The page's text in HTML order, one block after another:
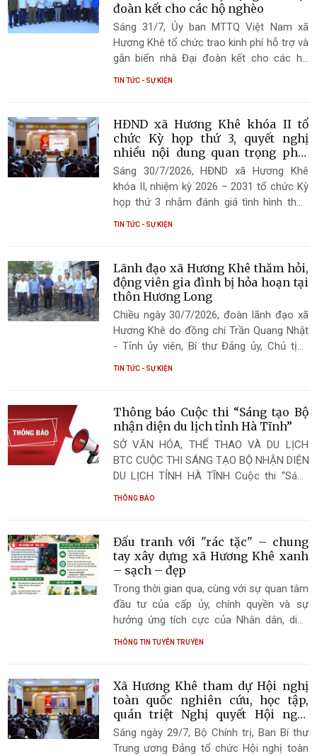
góp phần nâng cao chất lượng phục vụ
Nhân dân, giữ vững an ninh chính trị, trật
tự an toàn xã hội, tạo môi trường ổn định
để phát triển kinh tế - xã hội trên địa bàn.
đoàn kết cho các hộ nghèo
Sáng 31/7, Ủy ban MTTQ Việt Nam xã
Hương Khê tổ chức trao kinh phí hỗ trợ và
gắn biển nhà Đại đoàn kết cho các hộ
hiện tinh thần đoàn kết, tương thân tương
ái và sự quan tâm của Đảng, Nhà nước,
MTTQ cùng các cấp, các ngành đối với
các gia đình có hoàn cảnh khó khăn.
TIN TỨC - SỰ KIỆN
HĐND xã Hương Khê khóa II tổ
chức Kỳ họp thứ 3, quyết nghị
nhiều nội dung quan trọng phát
triển kinh tế - xã hội
Sáng 30/7/2026, HĐND xã Hương Khê
khóa II, nhiệm kỳ 2026 – 2031 tổ chức Kỳ
họp thứ 3 nhằm đánh giá tình hình thực
tâm 6 tháng cuối năm 2026 và xem xét
nhiều nội dung quan trọng thuộc thẩm
quyền.
TIN TỨC - SỰ KIỆN
Lãnh đạo xã Hương Khê thăm hỏi,
động viên gia đình bị hỏa hoạn tại
thôn Hương Long
Chiều ngày 30/7/2026, đoàn lãnh đạo xã
Hương Khê do đồng chí Trần Quang Nhật
- Tỉnh ủy viên, Bí thư Đảng ủy, Chủ tịch
vụ hỏa hoạn gây thiệt hại lớn về tài sản.
TIN TỨC - SỰ KIỆN
Thông báo Cuộc thi “Sáng tạo Bộ
nhận diện du lịch tỉnh Hà Tĩnh”
SỞ VĂN HÓA, THỂ THAO VÀ DU LỊCH
BTC CUỘC THI SÁNG TẠO BỘ NHẬN DIỆN
DU LỊCH TỈNH HÀ TĨNH Cuộc thi “Sáng
tạo Bộ nhận diện du lịch tỉnh Hà Tĩnh”
THÔNG BÁO
Đấu tranh với "rác tặc" – chung
tay xây dựng xã Hương Khê xanh
– sạch – đẹp
Trong thời gian qua, cùng với sự quan tâm
đầu tư của cấp ủy, chính quyền và sự
hưởng ứng tích cực của Nhân dân, diện
mạo nông thôn trên địa bàn xã Hương
dân cư, điểm công cộng được chỉnh trang
xanh, sạch, đẹp.
THÔNG TIN TUYÊN TRUYỀN
Xã Hương Khê tham dự Hội nghị
toàn quốc nghiên cứu, học tập,
quán triệt Nghị quyết Hội nghị
Trung ương 3 khóa XIV
Sáng ngày 29/7, Bộ Chính trị, Ban Bí thư
Trung ương Đảng tổ chức Hội nghị toàn